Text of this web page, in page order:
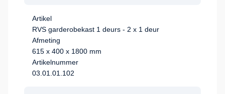
Artikel
RVS garderobekast 1 deurs - 2 x 1 deur
Afmeting
615 x 400 x 1800 mm
Artikelnummer
03.01.01.102